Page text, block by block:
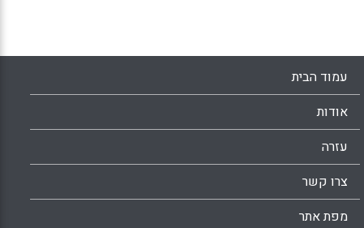
עמוד הבית
אודות
עזרה
צרו קשר
מפת אתר